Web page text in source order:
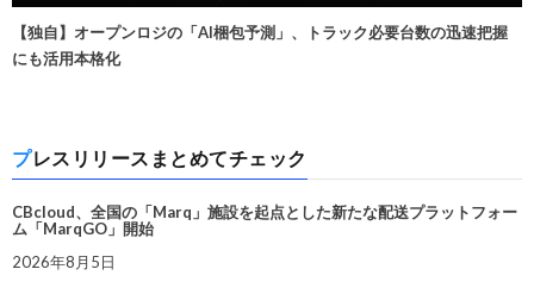
【独自】オープンロジの「AI梱包予測」、トラック必要台数の迅速把握
にも活用本格化
プレスリリースまとめてチェック
CBcloud、全国の「Marq」施設を起点とした新たな配送プラットフォー
ム「MarqGO」開始
2026年8月5日